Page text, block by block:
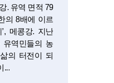
. 유역 면적 79
의 8배에 이르
메콩강. 지난
역민들의 농
의 터전이 되
...